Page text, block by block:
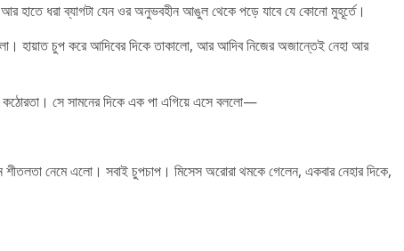
হাতে ধরা ব্যাগটা যেন ওর অনুভবহীন আঙুল থেকে পড়ে যাবে যে কোনো মুহূর্তে।
হায়াত চুপ করে আদিবের দিকে তাকালো, আর আদিব নিজের অজান্তেই নেহা আর
কঠোরতা। সে সামনের দিকে এক পা এগিয়ে এসে বললো—
নেমে এলো। সবাই চুপচাপ। মিসেস অরোরা থমকে গেলেন, একবার নেহার দিকে,